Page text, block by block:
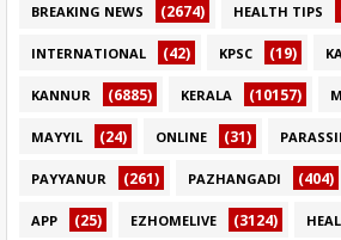
BREAKING NEWS (2674) HEALTH TIPS
INTERNATIONAL (42) KPSC (19)
KANNUR (6885) KERALA (10157)
MAYYIL (24) ONLINE (31)
PAYYANUR (261) PAZHANGADI (404)
APP (25) EZHOMELIVE (3124)